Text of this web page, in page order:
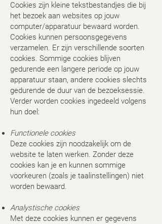
Cookies zijn kleine tekstbestandjes die bij
het bezoek aan websites op jouw
computer/apparatuur bewaard worden.
Cookies kunnen persoonsgegevens
verzamelen. Er zijn verschillende soorten
cookies. Sommige cookies blijven
gedurende een langere periode op jouw
apparatuur staan, andere cookies slechts
gedurende de duur van de bezoeksessie.
Verder worden cookies ingedeeld volgens
hun doel:
Functionele cookies
Deze cookies zijn noodzakelijk om de
website te laten werken. Zonder deze
cookies kan je en kunnen sommige
voorkeuren (zoals je taalinstellingen) niet
worden bewaard.
Analystische cookies
Met deze cookies kunnen er gegevens